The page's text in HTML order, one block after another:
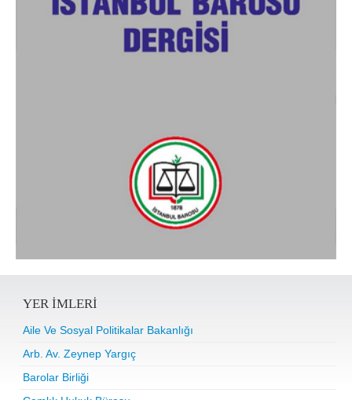
YER IMLERI
Aile Ve Sosyal Politikalar Bakanlığı
Arb. Av. Zeynep Yargıç
Barolar Birliği